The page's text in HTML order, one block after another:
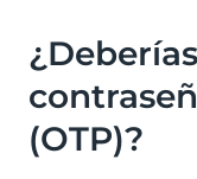
¿Deberías
(OTP)?
(OTP)?